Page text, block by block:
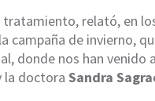
relató, en
campaña de invierno,
donde nos han venido
la doctora Sandra